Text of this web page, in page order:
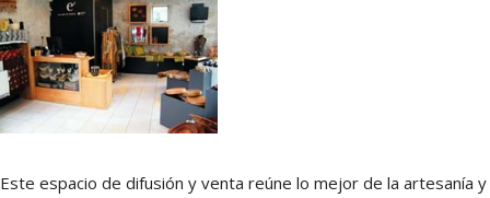
Este espacio de difusión y venta reúne lo mejor de la artesanía y